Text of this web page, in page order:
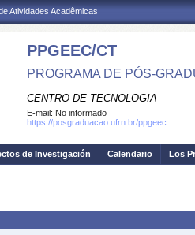
Atividades Acadêmicas
PPGEEC/CT
PROGRAMA DE PÓS-
CENTRO DE TECNOLOGIA
E-mail: No informado
https://posgraduacao.ufrn.br/ppgeec
de Investigación Calendario Los